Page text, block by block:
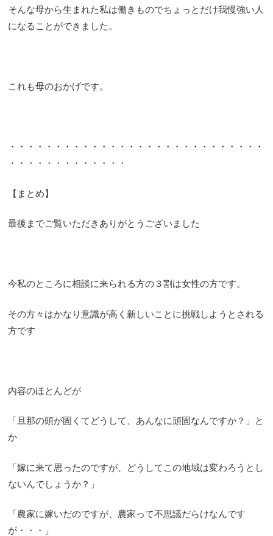
そんな母から生まれた私は働きものでちょっとだけ我慢強い人
になることができました。
これも母のおかげです。
・・・・・・・・・・・・・・・・・・・・・・・・・・・・
・・・・・・・・・・・・・
【まとめ】
最後までご覧いただきありがとうございました
今私のところに相談に来られる方の３割は女性の方です。
その方々はかなり意識が高く新しいことに挑戦しようとされる
方です
内容のほとんどが
「旦那の頭が固くてどうして、あんなに頑固なんですか？」と
か
「嫁に来て思ったのですが、どうしてこの地域は変わろうとし
ないんでしょうか？」
「農家に嫁いだのですが、農家って不思議だらけなんです
が・・・」